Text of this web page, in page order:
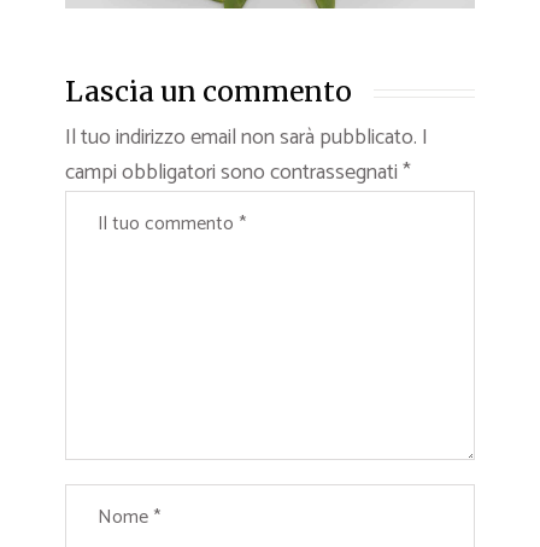
Lascia un commento
Il tuo indirizzo email non sarà pubblicato. I
campi obbligatori sono contrassegnati*